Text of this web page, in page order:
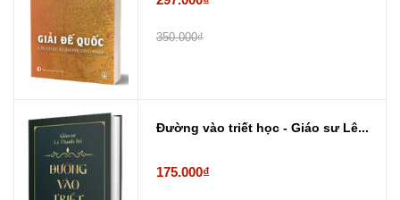
350.000₫
Đường vào triết học - Giáo sư Lê...
175.000₫